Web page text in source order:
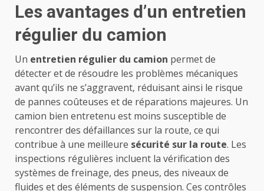
Les avantages d’un entretien
régulier du camion
Un entretien régulier du camion permet de
détecter et de résoudre les problèmes mécaniques
avant qu’ils ne s’aggravent, réduisant ainsi le risque
de pannes coûteuses et de réparations majeures. Un
camion bien entretenu est moins susceptible de
rencontrer des défaillances sur la route, ce qui
contribue à une meilleure sécurité sur la route. Les
inspections régulières incluent la vérification des
systèmes de freinage, des pneus, des niveaux de
fluides et des éléments de suspension. Ces contrôles